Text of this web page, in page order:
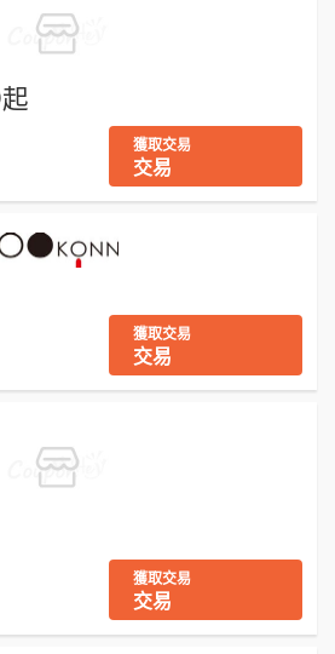
獲取交易
交易
獲取交易
交易
獲取交易
交易